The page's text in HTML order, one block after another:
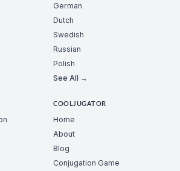
German
Dutch
Swedish
Russian
Polish
See All →
COOLJUGATOR
Home
About
Blog
Conjugation Game